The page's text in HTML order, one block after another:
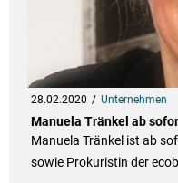
28.02.2020 Unternehmen
Manuela Tränkel ab
Manuela Tränkel ist ab
sowie Prokuristin der